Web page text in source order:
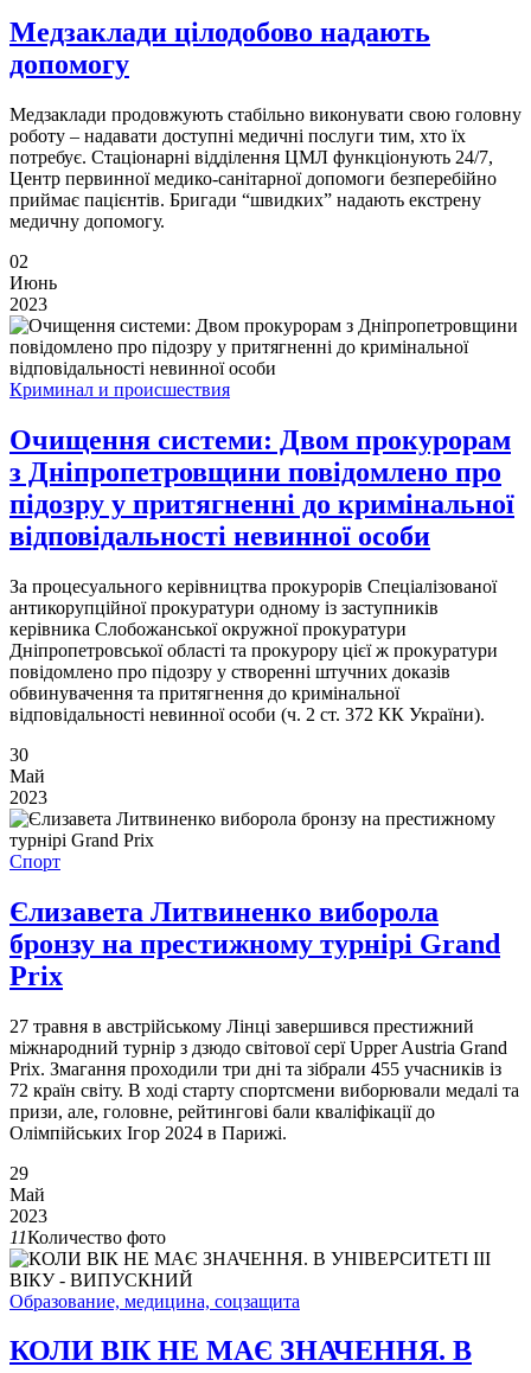
Медзаклади цілодобово надають
допомогу
Медзаклади продовжують стабільно виконувати свою головну
роботу – надавати доступні медичні послуги тим, хто їх
потребує. Стаціонарні відділення ЦМЛ функціонують 24/7,
Центр первинної медико-санітарної допомоги безперебійно
приймає пацієнтів. Бригади “швидких” надають екстрену
медичну допомогу.
02
Июнь
2023
Криминал и происшествия
Очищення системи: Двом прокурорам
з Дніпропетровщини повідомлено про
підозру у притягненні до кримінальної
відповідальності невинної особи
За процесуального керівництва прокурорів Спеціалізованої
антикорупційної прокуратури одному із заступників
керівника Слобожанської окружної прокуратури
Дніпропетровської області та прокурору цієї ж прокуратури
повідомлено про підозру у створенні штучних доказів
обвинувачення та притягнення до кримінальної
відповідальності невинної особи (ч. 2 ст. 372 КК України).
30
Май
2023
Спорт
Єлизавета Литвиненко виборола
бронзу на престижному турнірі Grand
Prix
27 травня в австрійському Лінці завершився престижний
міжнародний турнір з дзюдо світової серї Upper Austria Grand
Prix. Змагання проходили три дні та зібрали 455 учасників із
72 країн світу. В ході старту спортсмени виборювали медалі та
призи, але, головне, рейтингові бали кваліфікації до
Олімпійських Ігор 2024 в Парижі.
29
Май
2023
11Количество фото
Образование, медицина, соцзащита
КОЛИ ВІК НЕ МАЄ ЗНАЧЕННЯ. В